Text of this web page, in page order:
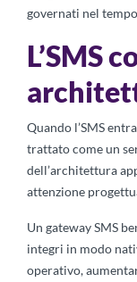
governati nel
L’SMS
Quando l’SMS
trattato come un
dell’architettura
attenzione
Un gateway SMS
integri in modo
operativo,